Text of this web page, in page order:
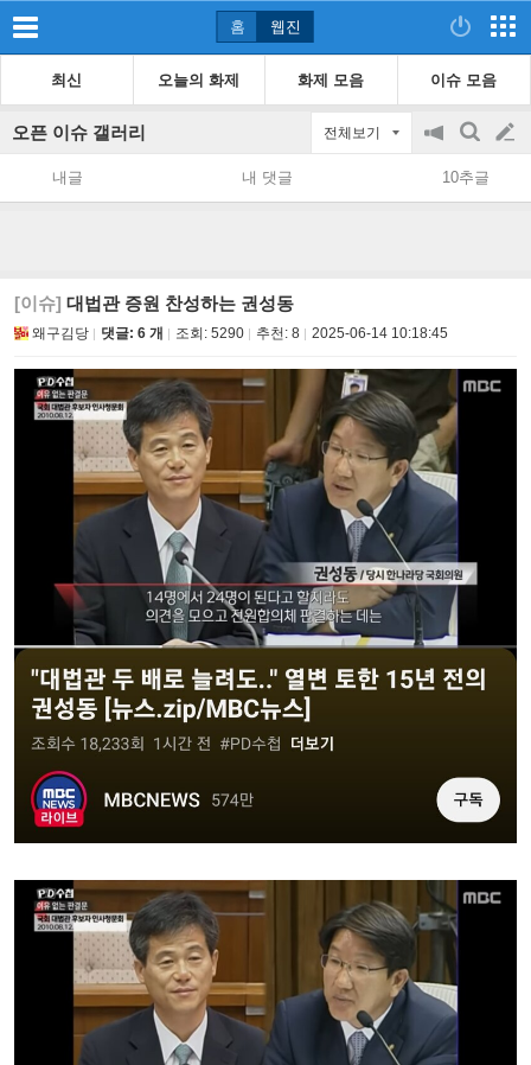
홈 웹진
최신 오늘의 화제 화제 모음 이슈 모음
오픈 이슈 갤러리 전체보기
공
지
on/off
검
색
글
쓰
내글 내 댓글 10추글
[이슈] 대법관 증원 찬성하는 권성동
왜구김당 댓글: 6 개 조회: 5290 추천: 8 2025-06-14 10:18:45